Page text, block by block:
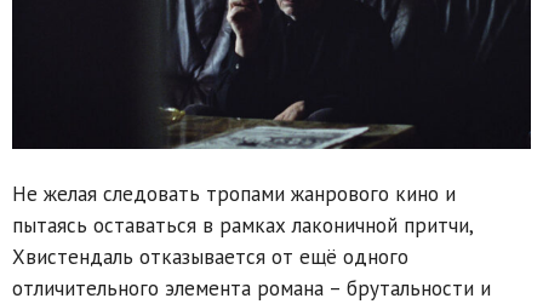
Не желая следовать тропами жанрового кино и
пытаясь оставаться в рамках лаконичной притчи,
Хвистендаль отказывается от ещё одного
отличительного элемента романа – брутальности и